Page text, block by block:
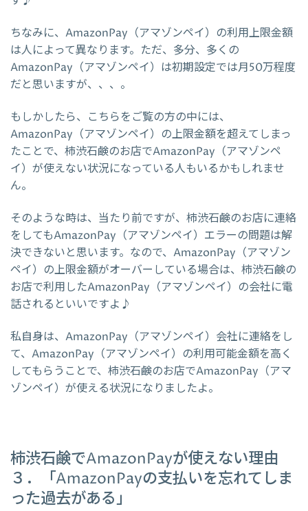
ちなみに、AmazonPay（アマゾンペイ）の利用上限金額
は人によって異なります。ただ、多分、多くの
AmazonPay（アマゾンペイ）は初期設定では月50万程度
だと思いますが、、、。
もしかしたら、こちらをご覧の方の中には、
AmazonPay（アマゾンペイ）の上限金額を超えてしまっ
たことで、柿渋石鹸のお店でAmazonPay（アマゾンペ
イ）が使えない状況になっている人もいるかもしれませ
ん。
そのような時は、当たり前ですが、柿渋石鹸のお店に連絡
をしてもAmazonPay（アマゾンペイ）エラーの問題は解
決できないと思います。なので、AmazonPay（アマゾン
ペイ）の上限金額がオーバーしている場合は、柿渋石鹸の
お店で利用したAmazonPay（アマゾンペイ）の会社に電
話されるといいですよ♪
私自身は、AmazonPay（アマゾンペイ）会社に連絡をし
て、AmazonPay（アマゾンペイ）の利用可能金額を高く
してもらうことで、柿渋石鹸のお店でAmazonPay（アマ
ゾンペイ）が使える状況になりましたよ。
柿渋石鹸でAmazonPayが使えない理由
３．「AmazonPayの支払いを忘れてしま
った過去がある」